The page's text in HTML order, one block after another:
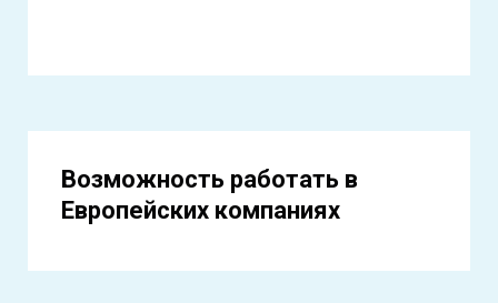
Возможность работать в
Европейских компаниях